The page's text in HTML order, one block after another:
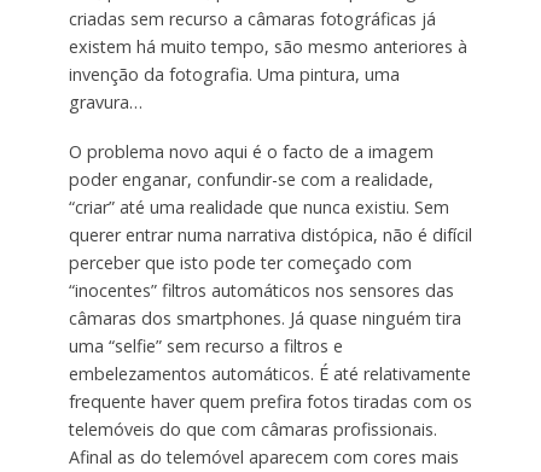
criadas sem recurso a câmaras fotográficas já
existem há muito tempo, são mesmo anteriores à
invenção da fotografia. Uma pintura, uma
gravura…
O problema novo aqui é o facto de a imagem
poder enganar, confundir-se com a realidade,
“criar” até uma realidade que nunca existiu. Sem
querer entrar numa narrativa distópica, não é difícil
perceber que isto pode ter começado com
“inocentes” filtros automáticos nos sensores das
câmaras dos smartphones. Já quase ninguém tira
uma “selfie” sem recurso a filtros e
embelezamentos automáticos. É até relativamente
frequente haver quem prefira fotos tiradas com os
telemóveis do que com câmaras profissionais.
Afinal as do telemóvel aparecem com cores mais